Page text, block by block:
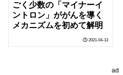
ごく少数の「マイナーイ
ントロン」ががんを導く
メカニズムを初めて解明
2021-04-13
ad